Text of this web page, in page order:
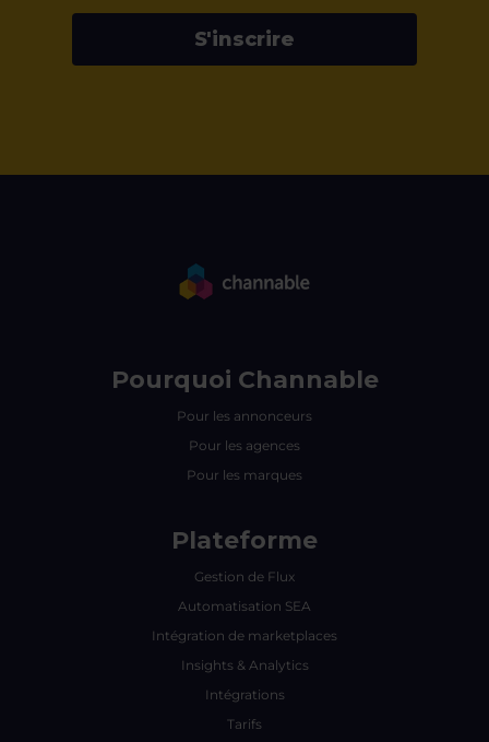
S'inscrire
Pourquoi Channable
Pour les annonceurs
Pour les agences
Pour les marques
Plateforme
Gestion de Flux
Automatisation SEA
Intégration de marketplaces
Insights & Analytics
Intégrations
Tarifs